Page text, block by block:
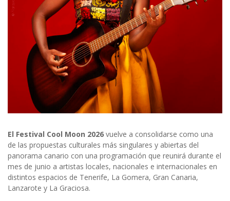
El Festival Cool Moon 2026 vuelve a consolidarse como una
de las propuestas culturales más singulares y abiertas del
panorama canario con una programación que reunirá durante el
mes de junio a artistas locales, nacionales e internacionales en
distintos espacios de Tenerife, La Gomera, Gran Canaria,
Lanzarote y La Graciosa.